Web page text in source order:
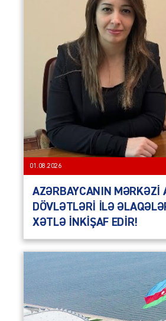
01.08.2026
AZƏRBAYCANIN MƏRKƏZİ
DÖVLƏTLƏRİ İLƏ
XƏTLƏ İNKİŞAF EDİR!